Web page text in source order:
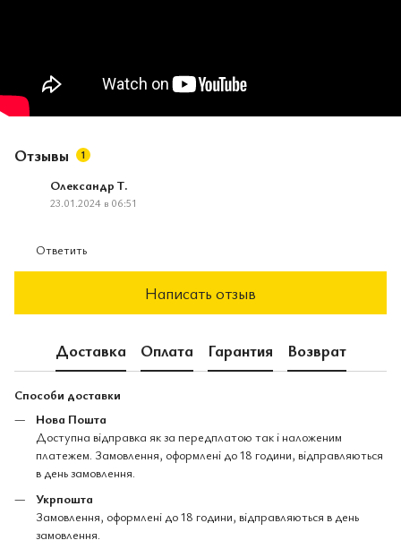
Отзывы 1
Олександр Т.
23.01.2024 в 06:51
Ответить
Написать отзыв
Доставка Оплата Гарантия Возврат
Способи доставки
Нова Пошта
Доступна відправка як за передплатою так і наложеним
платежем. Замовлення, оформлені до 18 години, відправляються
в день замовлення.
Укрпошта
Замовлення, оформлені до 18 години, відправляються в день
замовлення.